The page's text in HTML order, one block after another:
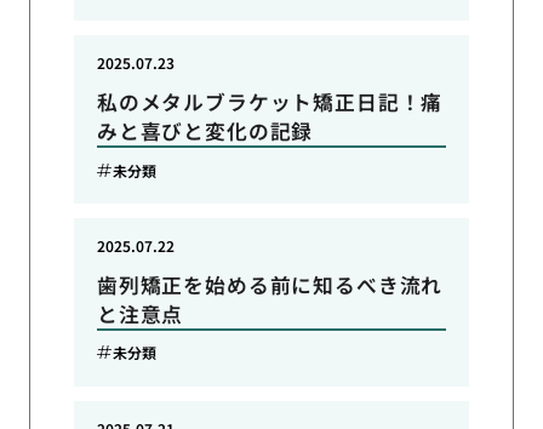
私のメタルブラケット矯正日記！痛
みと喜びと変化の記録
2025.07.23
未分類
歯列矯正を始める前に知るべき流れ
と注意点
2025.07.22
未分類